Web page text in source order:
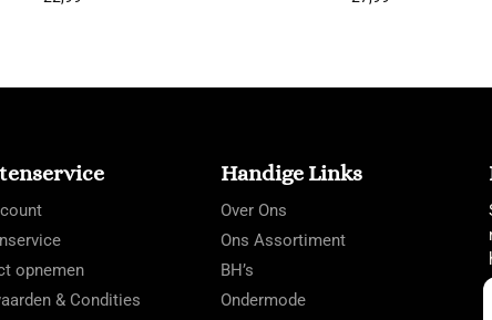
opnemen
& Condities
Handige Links
Over Ons
Ons Assortiment
BH’s
Ondermode